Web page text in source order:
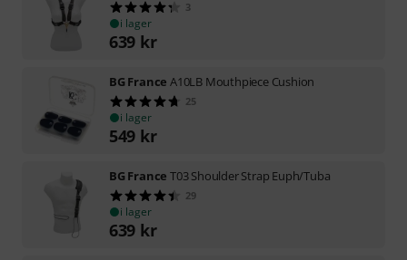
3
i lager
639 kr
BG France A10LB Mouthpiece Cushion
25
i lager
549 kr
BG France T03 Shoulder Strap Euph/Tuba
29
i lager
639 kr